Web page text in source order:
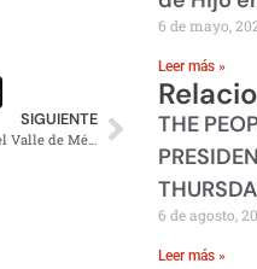
SIGUIENTE
Fin al paro; gaseros reanudan actividades en el Valle de México
6 de mayo,
Leer más »
THE
6 de agosto,
Leer más »